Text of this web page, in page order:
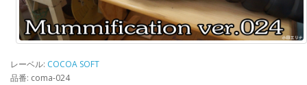
レーベル: COCOA SOFT
品番: coma-024